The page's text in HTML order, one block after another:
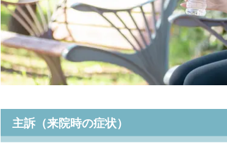
主訴（来院時の症状）